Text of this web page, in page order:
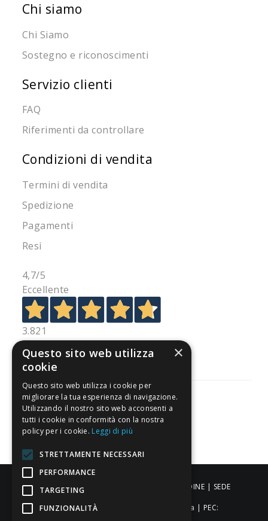
Chi siamo
Chi Siamo
Sostegno e riconoscimenti
Servizio clienti
FAQ
Riferimenti da controllare
Condizioni di vendita
Termini di vendita
Spedizione
Pagamenti
Resi
4,7/5
Eccellente
3.821
Recensioni
Pagamenti sicuri
ALDIGIÙ S.R.L. | Via Cortazzis 15 33100 - UDINE | SEDE
OPERATIVA: Via del Progresso 3 - Padova | PEC:
×
Questo sito web utilizza
cookie
Questo sito web utilizza i cookie per
migliorare la tua esperienza di navigazione.
Utilizzando il nostro sito web acconsenti a
tutti i cookie in conformità con la nostra
policy per i cookie. Leggi di più
STRETTAMENTE NECESSARI
PERFORMANCE
TARGETING
FUNZIONALITÀ